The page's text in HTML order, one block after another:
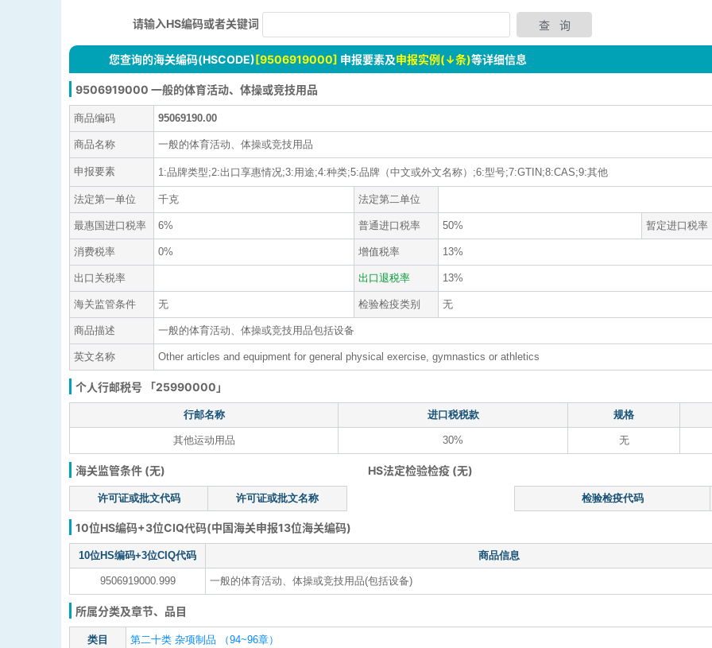
请输入HS编码或者关键词
您查询的海关编码(HSCODE)[9506919000] 申报要素及申报实例(↓条)等详细信息
9506919000 一般的体育活动、体操或竞技用品
商品编码 95069190.00
商品名称 一般的体育活动、体操或竞技用品
申报要素 1:品牌类型;2:出口享惠情况;3:用途;4:种类;5:品牌（中文或外文名称）;6:型号;7:GTIN;8:CAS;9:其他
法定第一单位 千克 法定第二单位
最惠国进口税率 6% 普通进口税率 50% 暂定进口税率
消费税率 0% 增值税率 13%
出口关税率 出口退税率 13%
海关监管条件 无 检验检疫类别 无
商品描述 一般的体育活动、体操或竞技用品包括设备
英文名称 Other articles and equipment for general physical exercise, gymnastics or athletics
个人行邮税号 「25990000」
行邮名称 进口税税款 规格
其他运动用品 30% 无
海关监管条件 (无) HS法定检验检疫 (无)
许可证或批文代码 许可证或批文名称 检验检疫代码
10位HS编码+3位CIQ代码(中国海关申报13位海关编码)
10位HS编码+3位CIQ代码 商品信息
9506919000.999 一般的体育活动、体操或竞技用品(包括设备)
所属分类及章节、品目
类目 第二十类 杂项制品 （94~96章）